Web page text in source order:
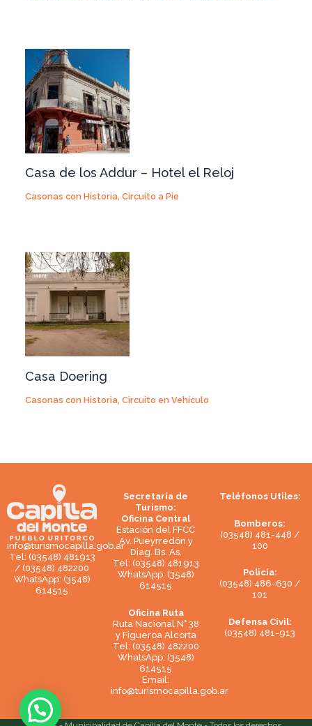
Casa de los Addur – Hotel el Reloj
Casonas con Historia,Circuito a Pie
Casa Doering
Casonas con Historia,Circuito en Vehículo
info@turismocapilla.gob.ar
Tel: (03548) 481913
/ (03548) 482200
WhatsApp: (3548)
614515
Secretaría de
Turismo:
Oficina Central
Estación del FFCC
Av. Pueyrredón y
Diag. Bs. As.
Tel: (03548) 481913
WhatsApp: (3548)
614515
Oficina Ruta
Ruta Nacional N° 38
y Figueroa Alcorta
Tel: (03548) 482200
WhatsApp: (3548)
614515
Email:
info@turismocapilla.gob.ar
Teléfonos Utiles:
Bomberos:
(03548) 481-448 /
100
Policía:
(03548) 486-630 /
101
Defensa Civil:
(03548) 481-913